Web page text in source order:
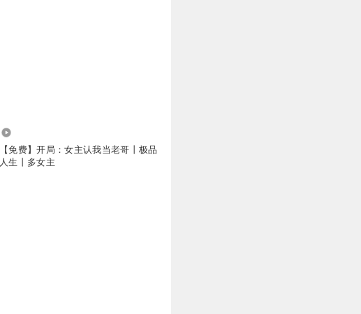
【免费】开局：女主认我当老哥丨极品
人生丨多女主